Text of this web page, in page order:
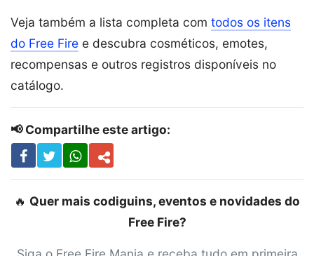
Veja também a lista completa com todos os itens
do Free Fire e descubra cosméticos, emotes,
recompensas e outros registros disponíveis no
catálogo.
📢 Compartilhe este artigo:
🔥 Quer mais codiguins, eventos e novidades do
Free Fire?